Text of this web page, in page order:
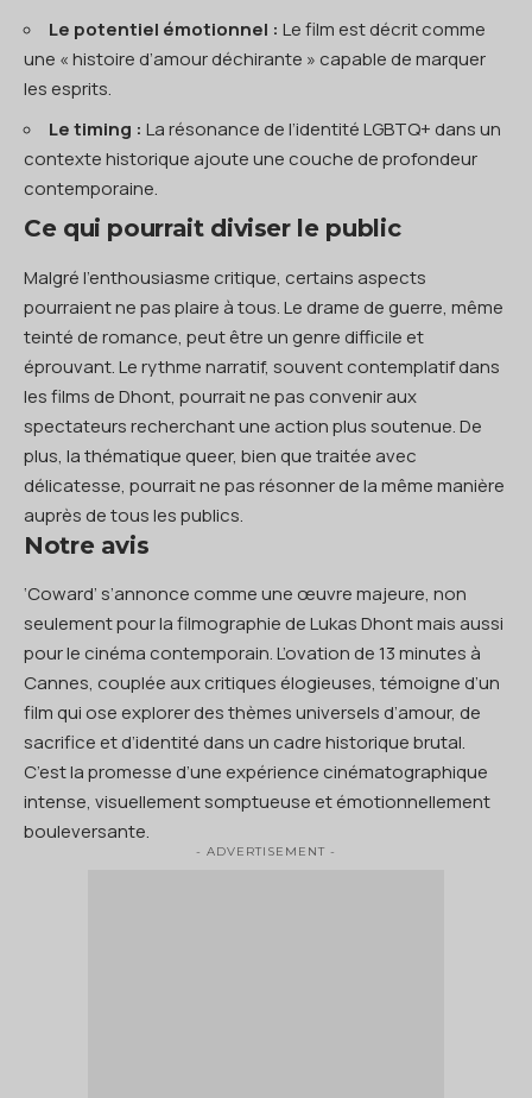
Le potentiel émotionnel : Le film est décrit comme
une « histoire d’amour déchirante » capable de marquer
les esprits.
Le timing : La résonance de l’identité LGBTQ+ dans un
contexte historique ajoute une couche de profondeur
contemporaine.
Ce qui pourrait diviser le public
Malgré l’enthousiasme critique, certains aspects
pourraient ne pas plaire à tous. Le drame de guerre, même
teinté de romance, peut être un genre difficile et
éprouvant. Le rythme narratif, souvent contemplatif dans
les films de Dhont, pourrait ne pas convenir aux
spectateurs recherchant une action plus soutenue. De
plus, la thématique queer, bien que traitée avec
délicatesse, pourrait ne pas résonner de la même manière
auprès de tous les publics.
Notre avis
‘Coward’ s’annonce comme une œuvre majeure, non
seulement pour la filmographie de Lukas Dhont mais aussi
pour le cinéma contemporain. L’ovation de 13 minutes à
Cannes, couplée aux critiques élogieuses, témoigne d’un
film qui ose explorer des thèmes universels d’amour, de
sacrifice et d’identité dans un cadre historique brutal.
C’est la promesse d’une expérience cinématographique
intense, visuellement somptueuse et émotionnellement
bouleversante.
- ADVERTISEMENT -